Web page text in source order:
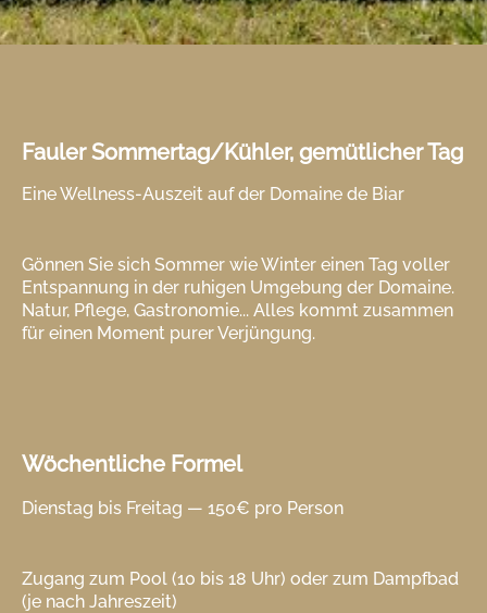
Fauler Sommertag/Kühler, gemütlicher Tag
Eine Wellness-Auszeit auf der Domaine de Biar
Gönnen Sie sich Sommer wie Winter einen Tag voller
Entspannung in der ruhigen Umgebung der Domaine.
Natur, Pflege, Gastronomie... Alles kommt zusammen
für einen Moment purer Verjüngung.
Wöchentliche Formel
Dienstag bis Freitag — 150€ pro Person
Zugang zum Pool (10 bis 18 Uhr) oder zum Dampfbad
(je nach Jahreszeit)